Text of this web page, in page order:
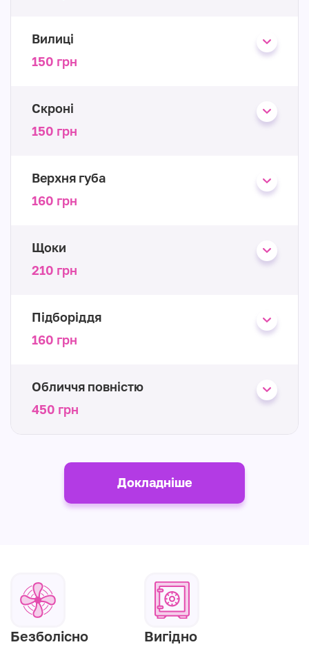
Вилиці
150 грн
Скроні
150 грн
Верхня губа
160 грн
Щоки
210 грн
Підборіддя
160 грн
Обличчя повністю
450 грн
Докладніше
Безболісно Вигідно